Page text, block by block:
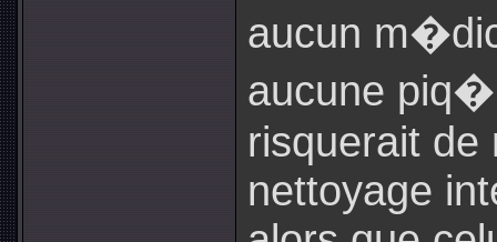
aucun
aucune
risquerait de
nettoyage